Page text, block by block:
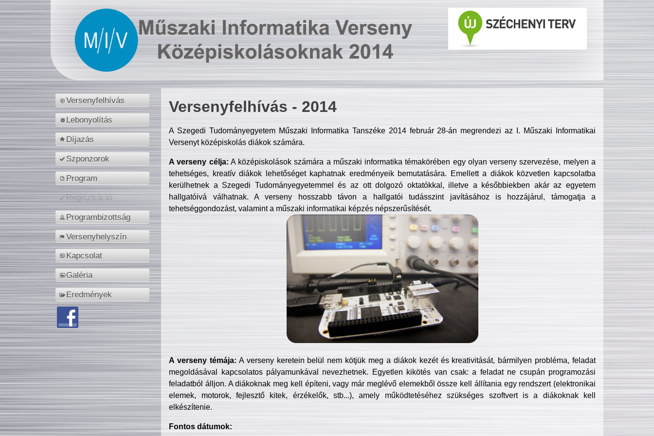
Versenyfelhívás
Lebonyolítás
Díjazás
Szponzorok
Program
Regisztráció
Programbizottság
Versenyhelyszín
Kapcsolat
Galéria
Eredmények
Versenyfelhívás - 2014
A Szegedi Tudományegyetem Műszaki Informatika Tanszéke 2014 február 28-án megrendezi az I. Műszaki Informatikai
Versenyt középiskolás diákok számára.
A verseny célja: A középiskolások számára a műszaki informatika témakörében egy olyan verseny szervezése, melyen a
tehetséges, kreatív diákok lehetőséget kaphatnak eredményeik bemutatására. Emellett a diákok közvetlen kapcsolatba
kerülhetnek a Szegedi Tudományegyetemmel és az ott dolgozó oktatókkal, illetve a későbbiekben akár az egyetem
hallgatóivá válhatnak. A verseny hosszabb távon a hallgatói tudásszint javításához is hozzájárul, támogatja a
tehetséggondozást, valamint a műszaki informatikai képzés népszerűsítését.
A verseny témája: A verseny keretein belül nem kötjük meg a diákok kezét és kreativitását, bármilyen probléma, feladat
megoldásával kapcsolatos pályamunkával nevezhetnek. Egyetlen kikötés van csak: a feladat ne csupán programozási
feladatból álljon. A diákoknak meg kell építeni, vagy már meglévő elemekből össze kell állítania egy rendszert (elektronikai
elemek, motorok, fejlesztő kitek, érzékelők, stb...), amely működtetéséhez szükséges szoftvert is a diákoknak kell
elkészítenie.
Fontos dátumok: